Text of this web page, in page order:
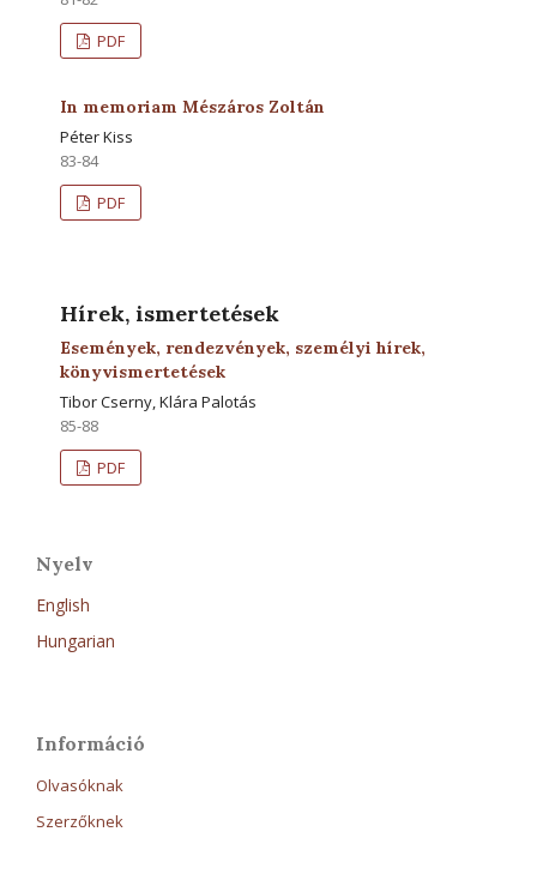
PDF
In memoriam Mészáros Zoltán
Péter Kiss
83-84
PDF
Hírek, ismertetések
Események, rendezvények, személyi hírek,
könyvismertetések
Tibor Cserny, Klára Palotás
85-88
PDF
Nyelv
English
Hungarian
Információ
Olvasóknak
Szerzőknek